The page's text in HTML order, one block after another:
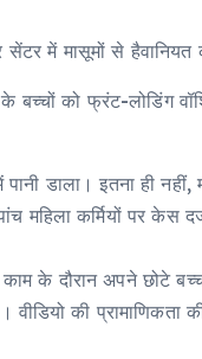
में मासूमों से हैवानियत
बच्चों को फ्रंट-लोडिंग
डाला। इतना ही नहीं,
महिला कर्मियों पर केस
के दौरान अपने छोटे
की प्रामाणिकता